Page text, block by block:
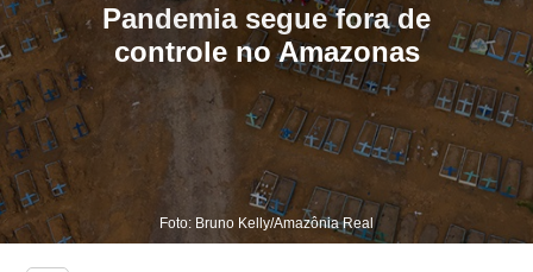
Pandemia segue fora de
controle no Amazonas
Foto: Bruno Kelly/Amazônia Real